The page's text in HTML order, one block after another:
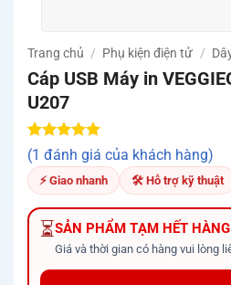
Trang chủ / Phụ kiện điện tử /
Cáp USB Máy in
U207
5.00trên 5
dựa trên
1
đánh giá
(1 đánh giá của khách hàng)
⚡ Giao nhanh 🛠 Hỗ trợ kỹ thuật
⏳SẢN PHẨM TẠM HẾT HÀNG
Giá và thời gian có hàng vui lòng